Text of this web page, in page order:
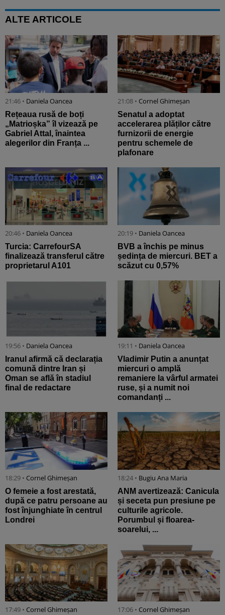
ALTE ARTICOLE
21:46 • Daniela Oancea
Rețeaua rusă de boți
„Matrioșka” îl vizează pe
Gabriel Attal, înaintea
alegerilor din Franța ...
21:08 • Cornel Ghimeșan
Senatul a adoptat
accelerarea plăților către
furnizorii de energie
pentru schemele de
plafonare
20:46 • Daniela Oancea
Turcia: CarrefourSA
finalizează transferul către
proprietarul A101
20:19 • Daniela Oancea
BVB a închis pe minus
ședința de miercuri. BET a
scăzut cu 0,57%
19:56 • Daniela Oancea
Iranul afirmă că declarația
comună dintre Iran și
Oman se află în stadiul
final de redactare
19:11 • Daniela Oancea
Vladimir Putin a anunțat
miercuri o amplă
remaniere la vârful armatei
ruse, și a numit noi
comandanți ...
18:29 • Cornel Ghimeșan
O femeie a fost arestată,
după ce patru persoane au
fost înjunghiate în centrul
Londrei
18:24 • Bugiu ⁠Ana Maria
ANM avertizează: Canicula
și seceta pun presiune pe
culturile agricole.
Porumbul și floarea-
soarelui, ...
17:49 • Cornel Ghimeșan 17:06 • Cornel Ghimeșan